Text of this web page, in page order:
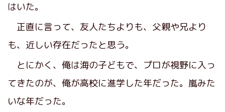
はいた。
正直に言って、友人たちよりも、父親や兄より
も、近しい存在だったと思う。
とにかく、俺は海の子どもで、プロが視野に入っ
てきたのが、俺が高校に進学した年だった。嵐みた
いな年だった。